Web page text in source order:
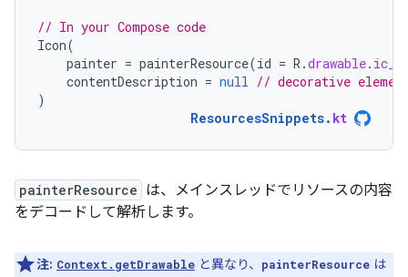
// In your Compose code
Icon(
painter = painterResource(id = R .drawable.
contentDescription = null // decorative
)
ResourcesSnippets. kt
painterResource は、メインスレッドでリソースの内容
をデコードして解析します。
注: Context.getDrawable と異なり、 painterResource は